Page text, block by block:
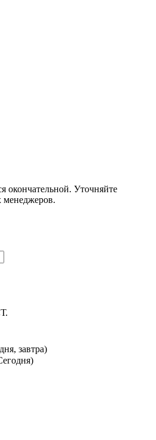
окончательной. Уточняйте
менеджеров.
завтра)